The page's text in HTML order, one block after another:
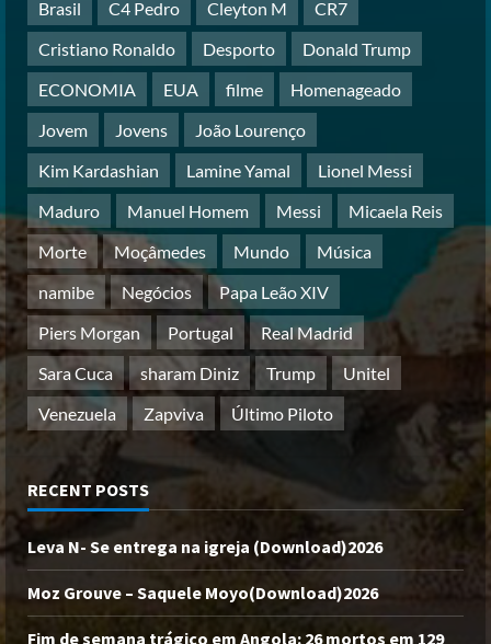
Brasil C4 Pedro Cleyton M
CR7
Cristiano Ronaldo
Desporto
Donald Trump
ECONOMIA
EUA filme
Homenageado
Jovem
Jovens
João Lourenço
Kim Kardashian
Lamine Yamal
Lionel Messi
Maduro
Manuel Homem Messi
Micaela Reis
Morte
Moçâmedes Mundo
Música
namibe
Negócios
Papa Leão XIV
Piers Morgan
Portugal
Real Madrid
Sara Cuca
sharam Diniz Trump
Unitel
Venezuela
Zapviva Último Piloto
RECENT POSTS
Leva N- Se entrega na igreja (Download)2026
Moz Grouve – Saquele Moyo(Download)2026
Fim de semana trágico em Angola: 26 mortos em 129